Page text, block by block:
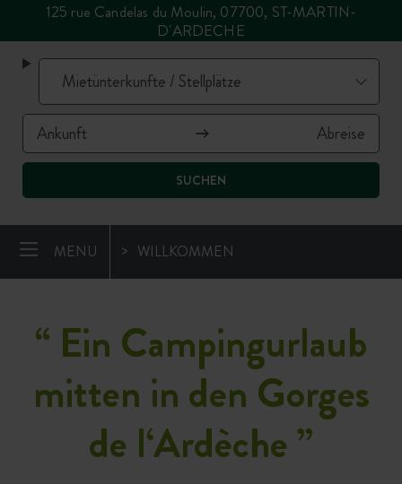
SUCHEN
125 rue Candelas du Moulin, 07700, ST-MARTIN-
D'ARDECHE
MENU WILLKOMMEN
“ Ein Campingurlaub
mitten in den Gorges
de l‘Ardèche”